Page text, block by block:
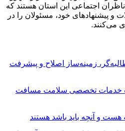
ناظران اجتماعی این استان هستند که
و پیشنهادهای خود، مسئولان را در
می‌کنند.
زمینه‌ساز اصلاح و پیشرفت
خدمات تخصصی سلامت مسافت
هست و آنچه باید باشد هستند